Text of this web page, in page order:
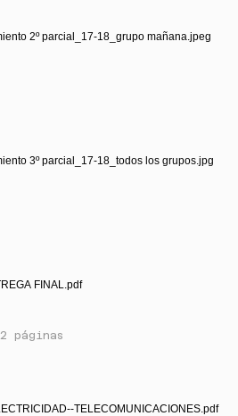
2º parcial_17-18_grupo mañana.jpeg
3º parcial_17-18_todos los grupos.jpg
FINAL.pdf
páginas
TELECOMUNICACIONES.pdf